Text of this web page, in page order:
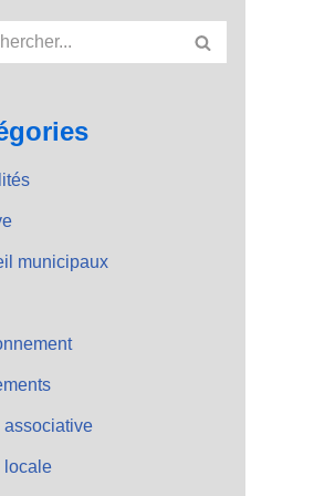
municipaux
associative
locale